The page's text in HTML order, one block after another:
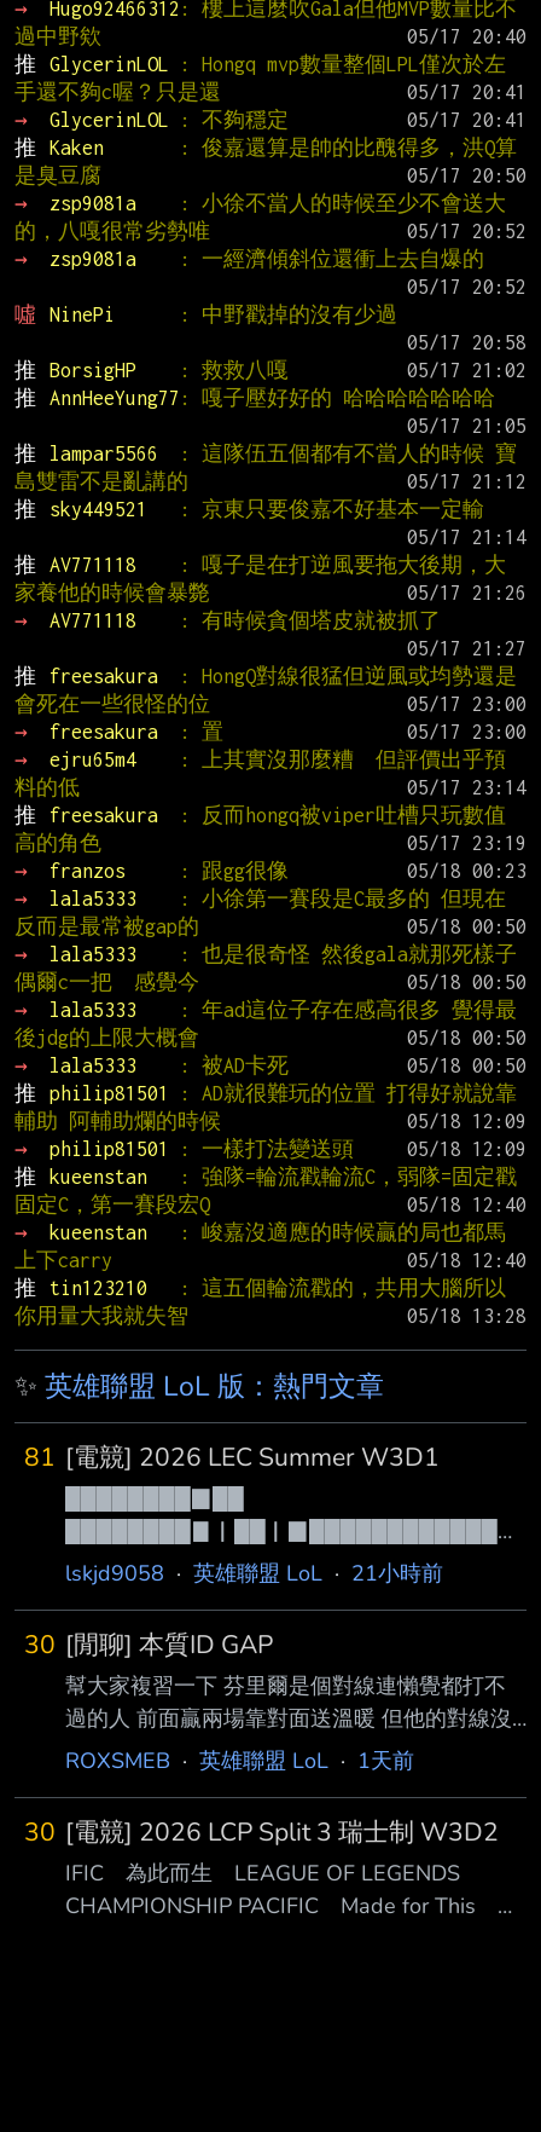
→ Hugo92466312 : 樓上這麼吹Gala但他MVP數量比不
過中野欸
推
GlycerinLOL
: Hongq mvp數量整個LPL僅次於左
手還不夠c喔？只是還
→
GlycerinLOL : 不夠穩定
推
Kaken
: 俊嘉還算是帥的比醜得多，洪Q算
是臭豆腐
→
zsp9081a
: 小徐不當人的時候至少不會送大
的，八嘎很常劣勢唯
→
zsp9081a
: 一經濟傾斜位還衝上去自爆的
噓
NinePi
: 中野戳掉的沒有少過
推
BorsigHP : 救救八嘎
推
AnnHeeYung77 : 嘎子壓好好的 哈哈哈哈哈哈哈
推
lampar5566
: 這隊伍五個都有不當人的時候 寶
島雙雷不是亂講的
推
sky449521
: 京東只要俊嘉不好基本一定輸
推
AV771118
: 嘎子是在打逆風要拖大後期，大
家養他的時候會暴斃
→
AV771118
: 有時候貪個塔皮就被抓了
推
freesakura
: HongQ對線很猛但逆風或均勢還是
會死在一些很怪的位
→
freesakura : 置
→
ejru65m4
: 上其實沒那麼糟  但評價出乎預
料的低
推
freesakura
: 反而hongq被viper吐槽只玩數值
高的角色
→
franzos : 跟gg很像
→
lala5333
: 小徐第一賽段是C最多的 但現在
反而是最常被gap的
→
lala5333
: 也是很奇怪 然後gala就那死樣子
偶爾c一把  感覺今
→
lala5333
: 年ad這位子存在感高很多 覺得最
後jdg的上限大概會
→
lala5333 : 被AD卡死
推
philip81501
: AD就很難玩的位置 打得好就說靠
輔助 阿輔助爛的時候
→
philip81501 : 一樣打法變送頭
推
kueenstan
: 強隊=輪流戳輪流C，弱隊=固定戳
固定C，第一賽段宏Q
→
kueenstan
: 峻嘉沒適應的時候贏的局也都馬
上下carry
推
tin123210
: 這五個輪流戳的，共用大腦所以
你用量大我就失智
✨ 英雄聯盟 LoL 版：熱門文章
81 [電競] 2026 LEC Summer W3D1
████████▉██
████████▊▏██▏▉█████████████
█◢█▇▅▄▂▁█
▂█████████
▌▏████▉▎▍▏█▉█▋████████████
██▏█▉▆▆▇▇█
▍▎████▊▌▎▏█▊█▌███████▍████
██▎█▊
▎▎▊▏██▋▊▏▏█▋█▍███████▍███
███▌█▌
▎▍▋▎█▍▌██▏█▌█▎████████▅▄▁
███▋█▍
▎▌▍▌▉▊▎██▏█▍█▏███████████
lskjd9058 · 英雄聯盟 LoL · 21小時前
30 [閒聊] 本質ID GAP
幫大家複習一下 芬里爾是個對線連懶覺都打不
過的人 前面贏兩場靠對面送溫暖 但他的對線沒
有贏過 搶這組合被線殺一次直接登出遊戲 你離
知道幾場也比你強 KT你們差不多夢該醒了 還是
想辦法保住自己的第四張票吧 會因為上禮拜賽
果就覺得KT有料的 還是看少了 ---- Sent from
BePTT on my iPhone 13 mini --
ROXSMEB · 英雄聯盟 LoL · 1天前
30 [電競] 2026 LCP Split 3 瑞士制 W3D2
IFIC 為此而生 LEAGUE OF LEGENDS
CHAMPIONSHIP PACIFIC Made for This